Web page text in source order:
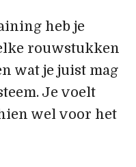
heb je
rouwstukken
wat je juist mag
Je voelt
wel voor het